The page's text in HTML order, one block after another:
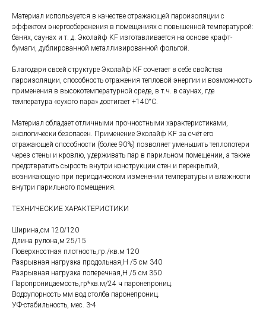
Материал используется в качестве отражающей пароизоляции с
эффектом энергосбережения в помещениях с повышенной температурой:
банях, саунах и т. д. Эколайф KF изготавливается на основе крафт-
бумаги, дублированной металлизированной фольгой.
Благодаря своей структуре Эколайф KF сочетает в себе свойства
пароизоляции, способность отражения тепловой энергии и возможность
применения в высокотемпературной среде, в т.ч. в саунах, где
температура «сухого пара» достигает +140°С.
Материал обладает отличными прочностными характеристиками,
экологически безопасен. Применение Эколайф KF за счёт его
отражающей способности (более 90%) позволяет уменьшить теплопотери
через стены и кровлю, удерживать пар в парильном помещении, а также
предотвратить сырость внутри конструкции стен и перекрытий,
возникающую при периодическом изменении температуры и влажности
внутри парильного помещения.
ТЕХНИЧЕСКИЕ ХАРАКТЕРИСТИКИ
Ширина,см 120/120
Длина рулона,м 25/15
Поверхностная плотность,гр./кв.м 120
Разрывная нагрузка продольная,Н /5 см 340
Разрывная нагрузка поперечная,Н /5 см 350
Паропроницаемость,гр*кв.м/24 ч паронепрониц.
Водоупорность мм вод.столба паронепрониц.
УФ-стабильность, мес. 3-4